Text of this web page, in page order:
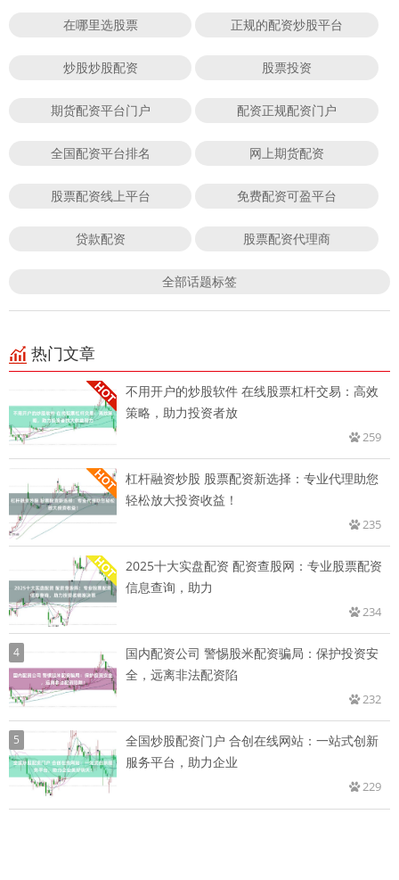
在哪里选股票 正规的配资炒股平台
炒股炒股配资 股票投资
期货配资平台门户 配资正规配资门户
全国配资平台排名 网上期货配资
股票配资线上平台 免费配资可盈平台
贷款配资 股票配资代理商
全部话题标签
热门文章
不用开户的炒股软件 在线股票杠杆交易：高效
策略，助力投资者放
259
杠杆融资炒股 股票配资新选择：专业代理助您
轻松放大投资收益！
235
2025十大实盘配资 配资查股网：专业股票配资
信息查询，助力
234
4
国内配资公司 警惕股米配资骗局：保护投资安
全，远离非法配资陷
232
5
全国炒股配资门户 合创在线网站：一站式创新
服务平台，助力企业
229